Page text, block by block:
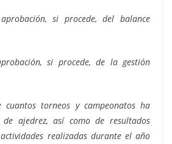
si procede, del balance
si procede, de la gestión
cuantos torneos y campeonatos ha
ajedrez, así como de resultados
realizadas durante el año